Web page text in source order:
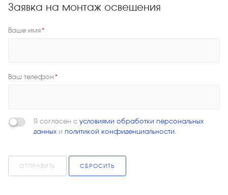
Заявка на монтаж освещения
Ваше имя*
Ваш телефон *
Я согласен с условиями обработки персональных
данных и политикой конфиденциальности.
ОТПРАВИТЬ СБРОСИТЬ